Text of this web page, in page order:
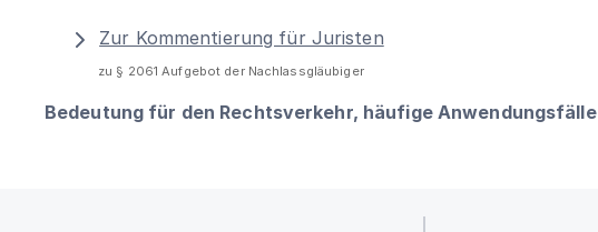
Zur Kommentierung für Juristen
zu § 2061 Aufgebot der Nachlassgläubiger
Bedeutung für den Rechtsverkehr, häufige Anwendungsfälle